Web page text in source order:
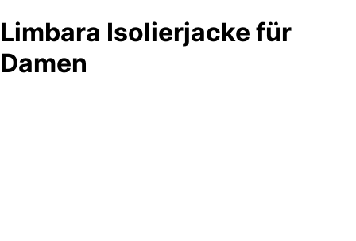
Limbara Isolierjacke für
Damen